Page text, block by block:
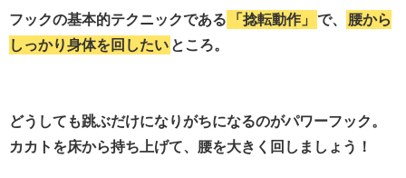
フックの基本的テクニックである 「捻転動作」 で、
腰から
しっかり身体を回したい ところ。
どうしても跳ぶだけになりがちになるのがパワーフック。
カカトを床から持ち上げて、腰を大きく回しましょう！